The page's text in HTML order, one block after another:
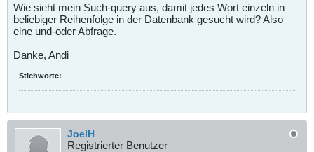
Wie sieht mein Such-query aus, damit jedes Wort einzeln in
beliebiger Reihenfolge in der Datenbank gesucht wird? Also
eine und-oder Abfrage.
Danke, Andi
Stichworte: -
JoelH
Registrierter Benutzer